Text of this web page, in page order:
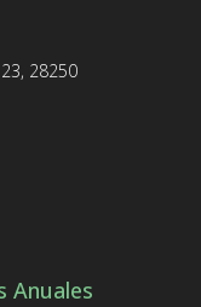
28250
Anuales